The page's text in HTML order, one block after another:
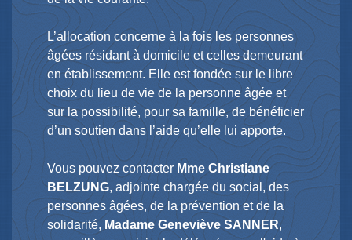
L’allocation concerne à la fois les personnes
âgées résidant à domicile et celles demeurant
en établissement. Elle est fondée sur le libre
choix du lieu de vie de la personne âgée et
sur la possibilité, pour sa famille, de bénéficier
d’un soutien dans l’aide qu’elle lui apporte.
Vous pouvez contacter Mme Christiane
BELZUNG, adjointe chargée du social, des
personnes âgées, de la prévention et de la
solidarité, Madame Geneviève SANNER,